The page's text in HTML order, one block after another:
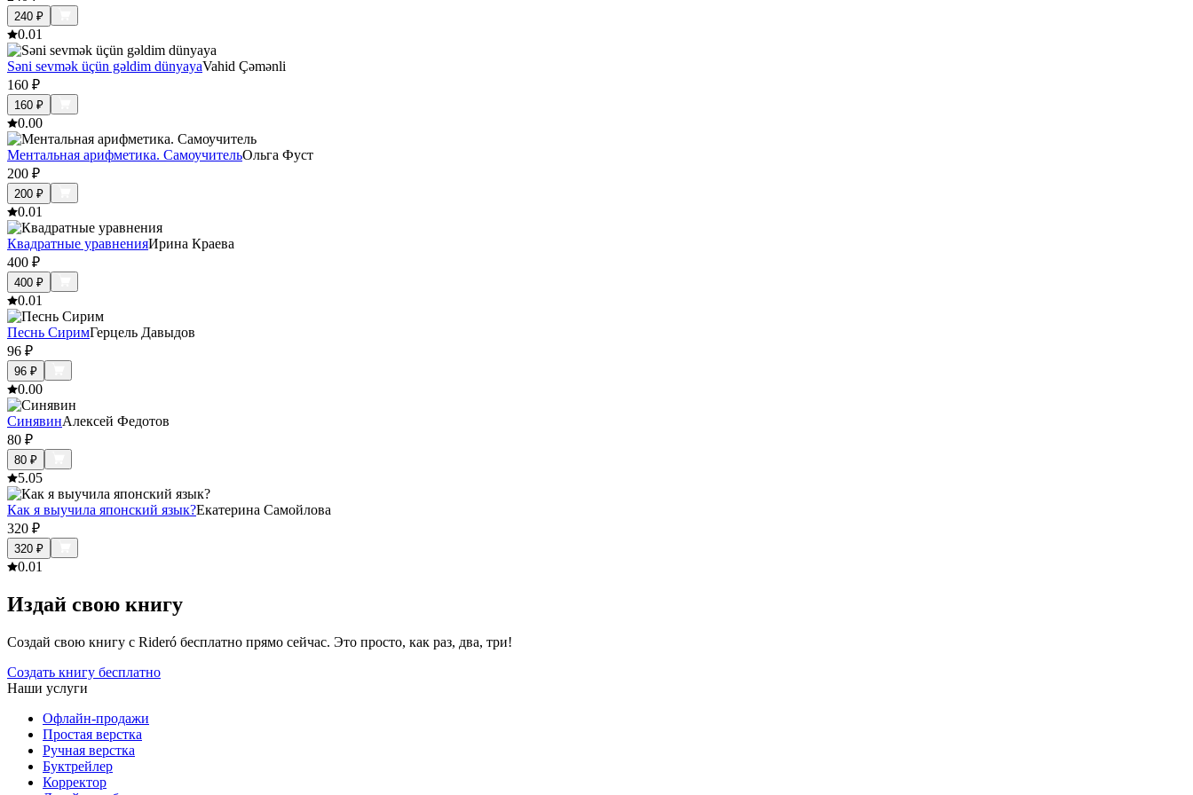
240 ₽
0.01
Səni sevmək üçün gəldim dünyayaVahid Çəmənli
160 ₽
160 ₽
0.00
Ментальная арифметика. СамоучительОльга Фуст
200 ₽
200 ₽
0.01
Квадратные уравненияИрина Краева
400 ₽
400 ₽
0.01
Песнь СиримГерцель Давыдов
96 ₽
96 ₽
0.00
СинявинАлексей Федотов
80 ₽
80 ₽
5.05
Как я выучила японский язык?Екатерина Самойлова
320 ₽
320 ₽
0.01
Издай свою книгу
Создай свою книгу с Rideró бесплатно прямо сейчас. Это просто, как раз, два, три!
Создать книгу бесплатно
Наши услуги
Офлайн-продажи
Простая верстка
Ручная верстка
Буктрейлер
Корректор